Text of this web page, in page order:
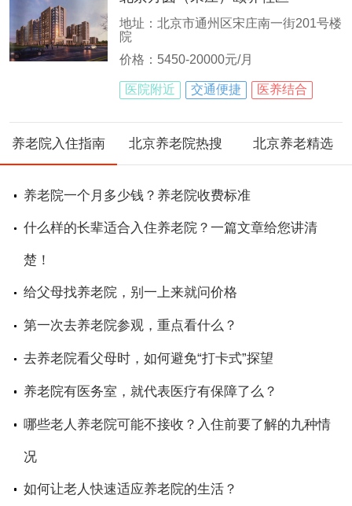
地址：北京市通州区宋庄南一街201号楼
院
价格：5450-20000元/月
医院附近 交通便捷 医养结合
养老院入住指南 北京养老院热搜 北京养老精选
养老院一个月多少钱？养老院收费标准
什么样的长辈适合入住养老院？一篇文章给您讲清
楚！
给父母找养老院，别一上来就问价格
第一次去养老院参观，重点看什么？
去养老院看父母时，如何避免“打卡式”探望
养老院有医务室，就代表医疗有保障了么？
哪些老人养老院可能不接收？入住前要了解的九种情
况
如何让老人快速适应养老院的生活？